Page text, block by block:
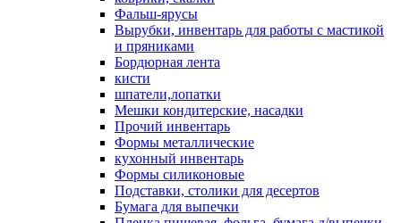
Фальш-ярусы
Вырубки, инвентарь для работы с мастикой
и пряниками
Бордюрная лента
кисти
шпатели,лопатки
Мешки кондитерские, насадки
Прочий инвентарь
Формы металлические
кухонный инвентарь
Формы силиконовые
Подставки, столики для десертов
Бумага для выпечки